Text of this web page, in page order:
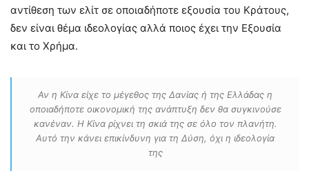
αντίθεση των ελίτ σε οποιαδήποτε εξουσία του Κράτους,
δεν είναι θέμα ιδεολογίας αλλά ποιος έχει την Εξουσία
και το Χρήμα.
Αν η Κίνα είχε το μέγεθος της Δανίας ή της Ελλάδας η
οποιαδήποτε οικονομική της ανάπτυξη δεν θα συγκινούσε
κανέναν. Η Κίνα ρίχνει τη σκιά της σε όλο τον πλανήτη.
Αυτό την κάνει επικίνδυνη για τη Δύση, όχι η ιδεολογία
της